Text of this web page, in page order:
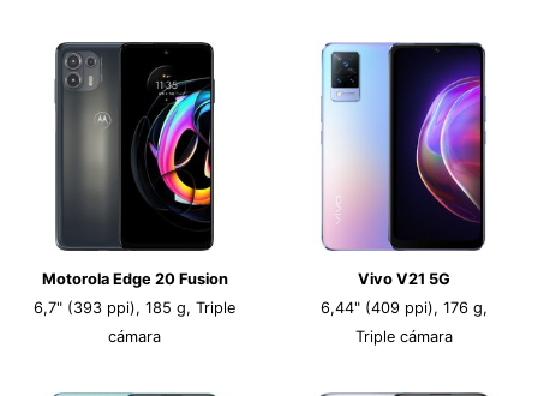
Motorola Edge 20 Fusion
6,7" (393 ppi), 185 g, Triple
cámara
Vivo V21 5G
6,44" (409 ppi), 176 g,
Triple cámara